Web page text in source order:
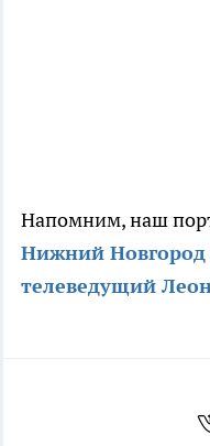
Напомним, наш
Нижний Новгород
телеведущий